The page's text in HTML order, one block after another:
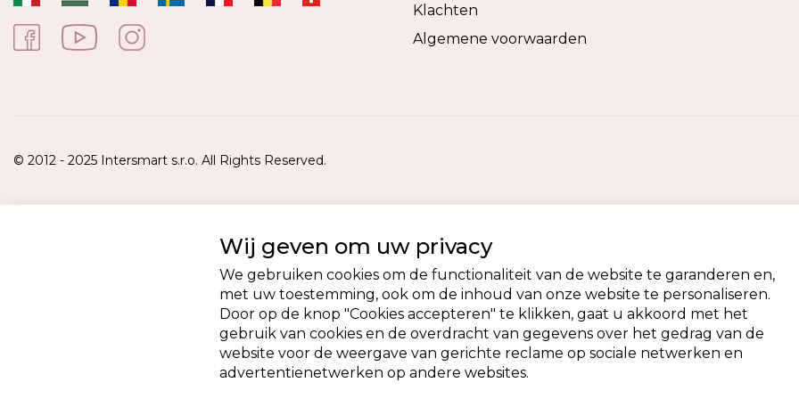
Klachten
Algemene voorwaarden
© 2012 - 2025 Intersmart s.r.o. All Rights Reserved.
Wij geven om uw privacy
We gebruiken cookies om de functionaliteit van de website te garanderen en,
met uw toestemming, ook om de inhoud van onze website te personaliseren.
Door op de knop "Cookies accepteren" te klikken, gaat u akkoord met het
gebruik van cookies en de overdracht van gegevens over het gedrag van de
website voor de weergave van gerichte reclame op sociale netwerken en
advertentienetwerken op andere websites.